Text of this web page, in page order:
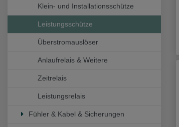
Klein- und Installationsschütze
Leistungsschütze
Überstromauslöser
Anlaufrelais & Weitere
Zeitrelais
Leistungsrelais
Fühler & Kabel & Sicherungen